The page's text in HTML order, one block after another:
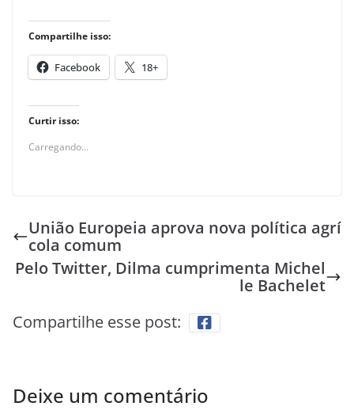
Compartilhe isso:
Facebook 18+
Curtir isso:
Carregando...
União Europeia aprova nova política agrí
cola comum
Pelo Twitter, Dilma cumprimenta Michel
le Bachelet
Compartilhe esse post:
Deixe um comentário